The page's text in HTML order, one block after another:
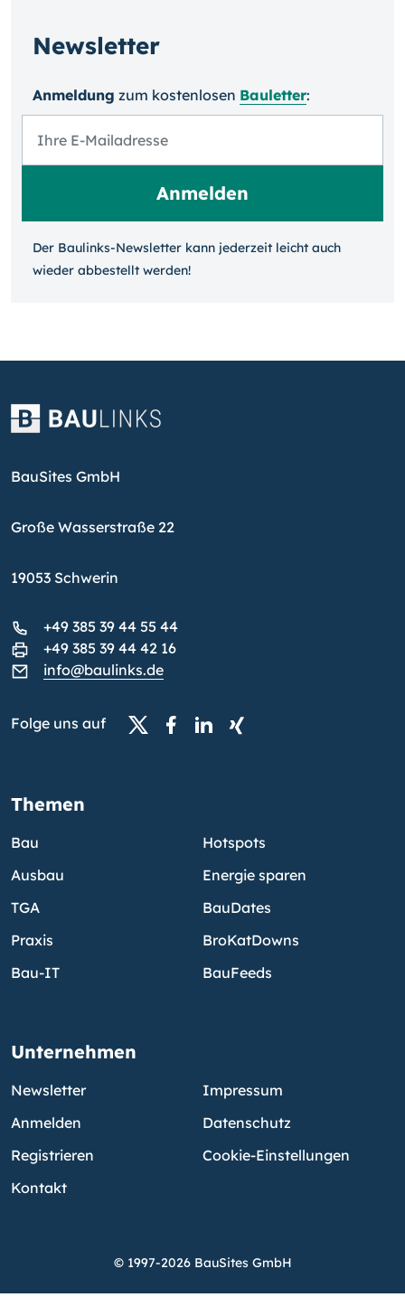
Newsletter
Anmeldung zum kosten­losen Bauletter:
Der Baulinks-Newsletter kann jeder­zeit leicht auch
wieder ab­bestellt werden!
BauSites GmbH
Große Wasserstraße 22
19053 Schwerin
+49 385 39 44 55 44
+49 385 39 44 42 16
info@baulinks.de
Folge uns auf
Themen
Bau
Ausbau
TGA
Praxis
Bau-IT
Hotspots
Energie sparen
BauDates
BroKatDowns
BauFeeds
Unternehmen
Newsletter
Anmelden
Registrieren
Kontakt
Impressum
Datenschutz
Cookie-Einstellungen
© 1997-2026 BauSites GmbH